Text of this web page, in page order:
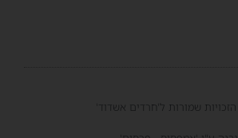
הזכויות שמורות ל'חרדים אשדוד'